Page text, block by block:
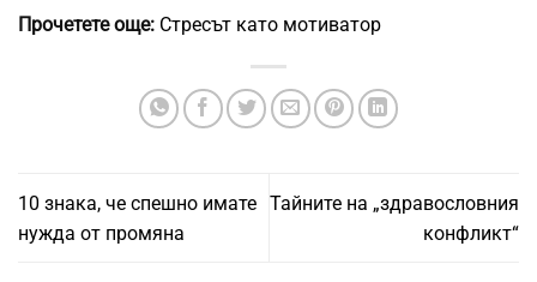
Прочетете още: Стресът като мотиватор
10 знака, че спешно имате
нужда от промяна
Тайните на „здравословния
конфликт“